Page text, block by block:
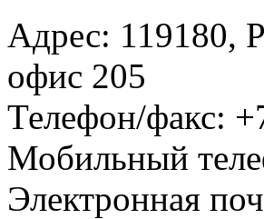
Адрес: 119180,
офис 205
Телефон/факс:
Мобильный
Электронная